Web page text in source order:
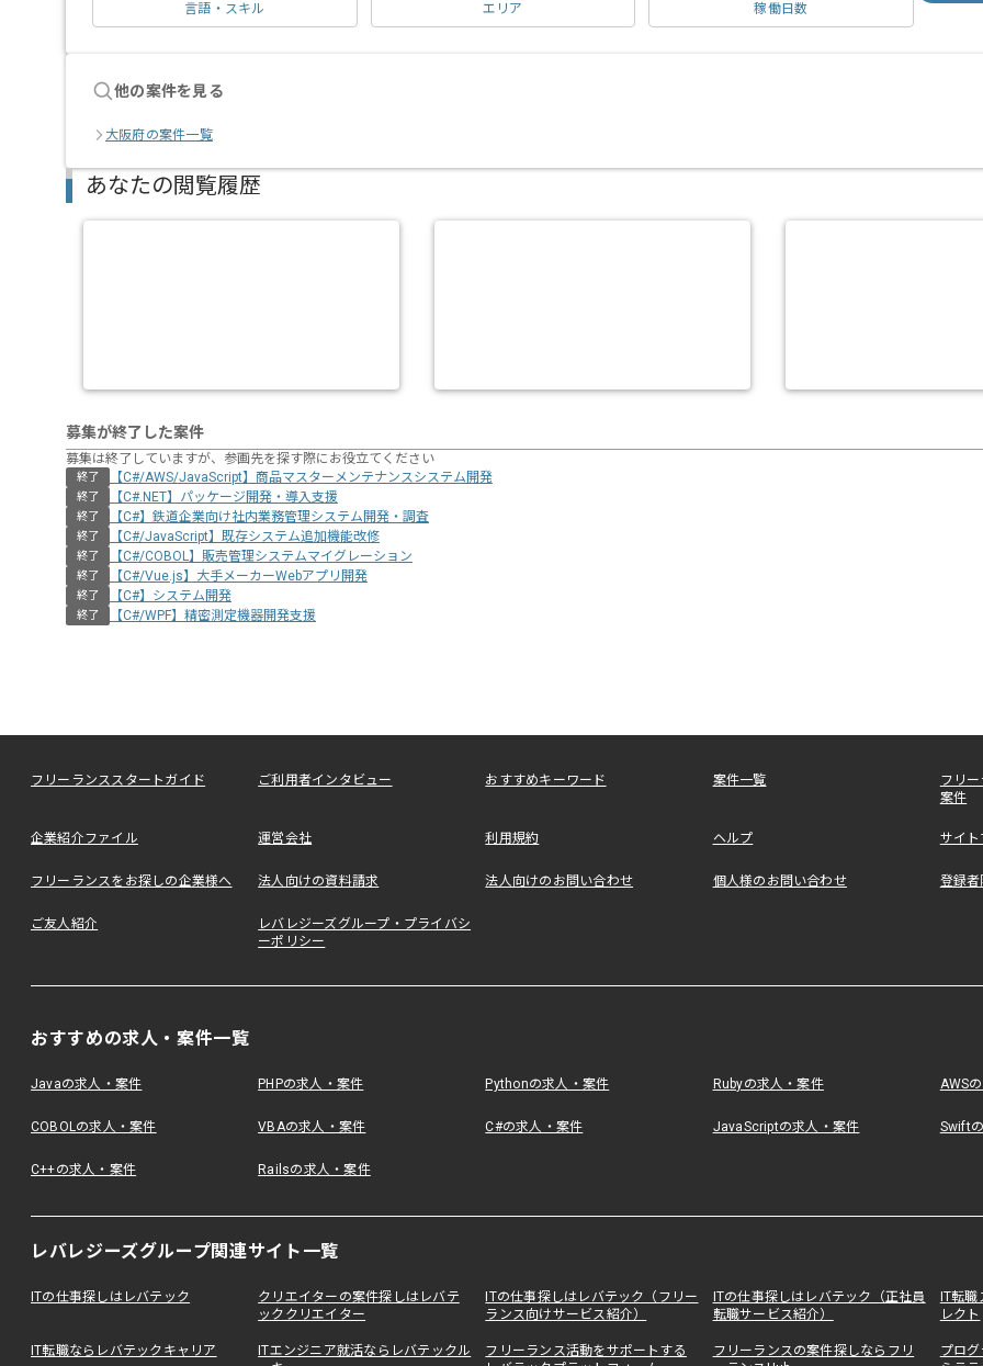
言語・スキル エリア 稼働日数
他の案件を見る
大阪府の案件一覧
あなたの閲覧履歴
募集が終了した案件
募集は終了していますが、参画先を探す際にお役立てください
終了 【C#/AWS/JavaScript】商品マスターメンテナンスシステム開発
終了 【C#.NET】パッケージ開発・導入支援
終了 【C#】鉄道企業向け社内業務管理システム開発・調査
終了 【C#/JavaScript】既存システム追加機能改修
終了 【C#/COBOL】販売管理システムマイグレーション
終了 【C#/Vue.js】大手メーカーWebアプリ開発
終了 【C#】システム開発
終了 【C#/WPF】精密測定機器開発支援
フリーランススタートガイド ご利用者インタビュー おすすめキーワード 案件一覧
フリ
案件
企業紹介ファイル 運営会社 利用規約 ヘルプ サイ
フリーランスをお探しの企業様へ 法人向けの資料請求 法人向けのお問い合わせ 個人様のお問い合わせ 登録者
ご友人紹介
レバレジーズグループ・プライバシ
ーポリシー
おすすめの求人・案件一覧
Javaの求人・案件 PHPの求人・案件 Pythonの求人・案件 Rubyの求人・案件 AWS
COBOLの求人・案件 VBAの求人・案件 C#の求人・案件 JavaScriptの求人・案件 Swift
C++の求人・案件 Railsの求人・案件
レバレジーズグループ関連サイト一覧
ITの仕事探しはレバテック
クリエイターの案件探しはレバテ
ッククリエイター
ITの仕事探しはレバテック（フリー
ランス向けサービス紹介）
ITの仕事探しはレバテック（正社員
転職サービス紹介）
IT転
レクト
IT転職ならレバテックキャリア
ITエンジニア就活ならレバテックル
フリーランス活動をサポートする
フリーランスの案件探しならフリ
プロ